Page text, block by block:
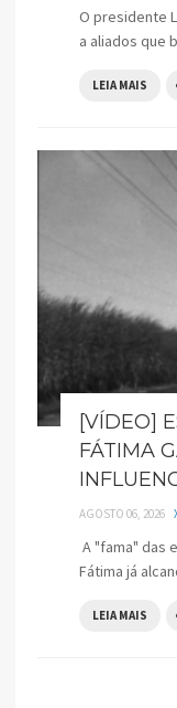
O presidente
a aliados que
LEIA MAIS
[VÍDEO]
FÁTIMA
AGOSTO 06, 2026
A "fama" das
Fátima já
LEIA MAIS